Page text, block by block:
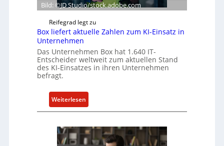
Bild: ©JD Studio/stock.adobe.com
Reifegrad legt zu
Box liefert aktuelle Zahlen zum KI-Einsatz in
Unternehmen
Das Unternehmen Box hat 1.640 IT-
Entscheider weltweit zum aktuellen Stand
des KI-Einsatzes in ihren Unternehmen
befragt.
Weiterlesen:
B
x
l